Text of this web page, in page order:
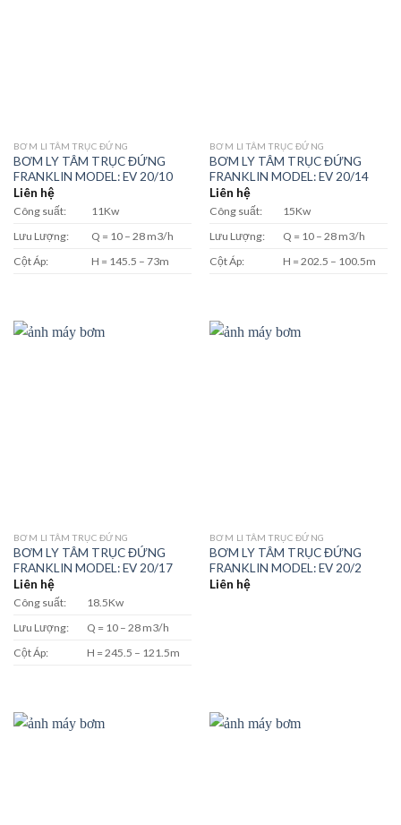
BƠM LI TÂM TRỤC ĐỨNG
BƠM LY TÂM TRỤC ĐỨNG
FRANKLIN MODEL: EV 20/10
Liên hệ
Công suất:
11Kw
Lưu Lượng:
Q = 10 – 28 m3/h
Cột Áp:
H = 145.5 – 73m
BƠM LI TÂM TRỤC ĐỨNG
BƠM LY TÂM TRỤC ĐỨNG
FRANKLIN MODEL: EV 20/14
Liên hệ
Công suất:
15Kw
Lưu Lượng:
Q = 10 – 28 m3/h
Cột Áp:
H = 202.5 – 100.5m
BƠM LI TÂM TRỤC ĐỨNG
BƠM LY TÂM TRỤC ĐỨNG
FRANKLIN MODEL: EV 20/17
Liên hệ
Công suất:
18.5Kw
Lưu Lượng:
Q = 10 – 28 m3/h
Cột Áp:
H = 245.5 – 121.5m
BƠM LI TÂM TRỤC ĐỨNG
BƠM LY TÂM TRỤC ĐỨNG
FRANKLIN MODEL: EV 20/2
Liên hệ